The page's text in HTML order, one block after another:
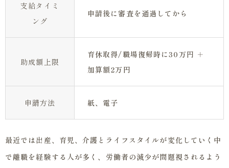
支給タイミ
ング
申請後に審査を通過してから
助成額上限
育休取得/職場復帰時に30万円 ＋
加算額2万円
申請方法 紙、電子
最近では出産、育児、介護とライフスタイルが変化していく中
で離職を経験する人が多く、労働者の減少が問題視されるよう